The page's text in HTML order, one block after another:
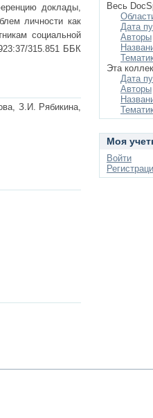
доклады,
личности как
социальной
315.851 ББК
З.И. Рябикина,
Весь
Дата
Авторы
Эта
Дата
Авторы
Моя
Войти